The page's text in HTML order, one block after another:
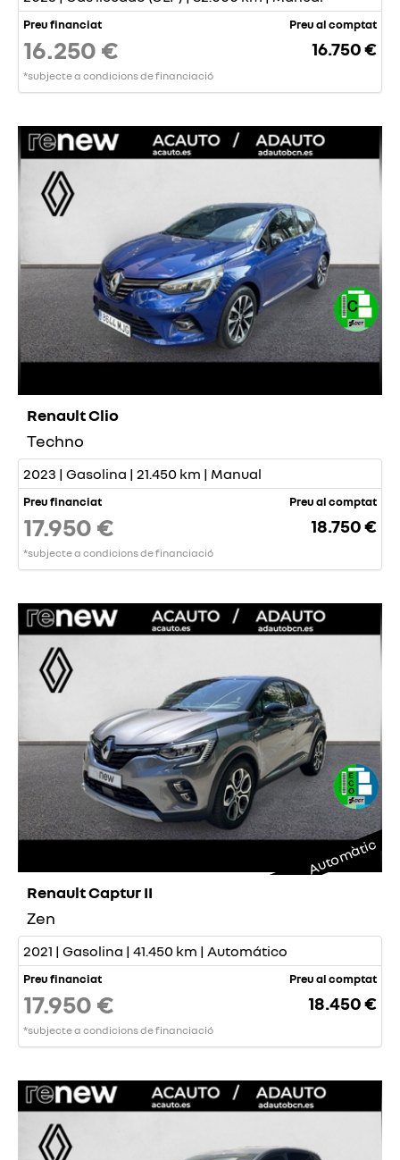
Preu financiat
16.250 €
*subjecte a condicions de financiació
Preu al comptat
16.750 €
Renault Clio
Techno
2023 | Gasolina | 21.450 km | Manual
Preu financiat
17.950 €
*subjecte a condicions de financiació
Preu al comptat
18.750 €
Automàtic
Renault Captur II
Zen
2021 | Gasolina | 41.450 km | Automático
Preu financiat
17.950 €
*subjecte a condicions de financiació
Preu al comptat
18.450 €